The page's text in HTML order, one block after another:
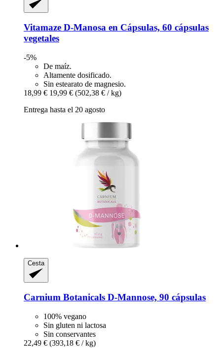
Vitamaze D-​Manosa en Cápsulas, 60 cápsulas
vegetales
-5%
De maíz.
Altamente dosificado.
Sin estearato de magnesio.
18,99 € 19,99 € (502,38 € / kg)
Entrega hasta el 20 agosto
Cesta
Carnium Botanicals D-​Mannose, 90 cápsulas
100% vegano
Sin gluten ni lactosa
Sin conservantes
22,49 € (393,18 € / kg)